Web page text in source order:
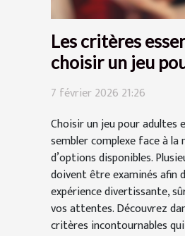
Les critères
choisir un jeu
en ligne
7 février 2026 21:26
Choisir un jeu pour adultes
sembler complexe face à
d’options disponibles.
doivent être examinés afin
expérience divertissante,
vos attentes. Découvrez
critères incontournables qui